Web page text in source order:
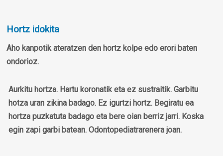
Hortz idokita
Aho kanpotik ateratzen den hortz kolpe edo erori baten
ondorioz.
Aurkitu hortza. Hartu koronatik eta ez sustraitik. Garbitu
hotza uran zikina badago. Ez igurtzi hortz. Begiratu ea
hortza puzkatuta badago eta bere oian berriz jarri. Koska
egin zapi garbi batean. Odontopediatrarenera joan.